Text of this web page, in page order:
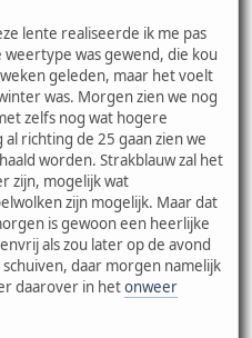
lente realiseerde ik me pas
weertype was gewend, die kou
geleden, maar het voelt
was. Morgen zien we nog
zelfs nog wat hogere
richting de 25 gaan zien we
worden. Strakblauw zal het
zijn, mogelijk wat
zijn mogelijk. Maar dat
is gewoon een heerlijke
als zou later op de avond
daar morgen namelijk
daarover in hetonweer